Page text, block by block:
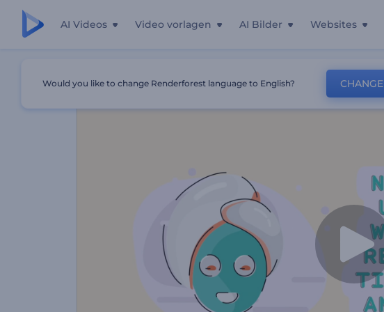
AI Videos Video vorlagen AI Bilder Websites
Gesundheit Und Wellnesszentrum Promo
Would you like to change Renderforest language to English? CHANGE